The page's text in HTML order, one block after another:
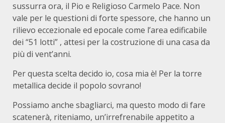
sussurra ora, il Pio e Religioso Carmelo Pace. Non
vale per le questioni di forte spessore, che hanno un
rilievo eccezionale ed epocale come l’area edificabile
dei “51 lotti” , attesi per la costruzione di una casa da
più di vent’anni.
Per questa scelta decido io, cosa mia è! Per la torre
metallica decide il popolo sovrano!
Possiamo anche sbagliarci, ma questo modo di fare
scatenerà, riteniamo, un’irrefrenabile appetito a